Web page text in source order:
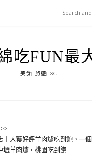
吃FUN最
美食| 旅遊| 3C
>>
｜大獲好評羊肉爐吃到飽，一
壢羊肉爐，桃園吃到飽